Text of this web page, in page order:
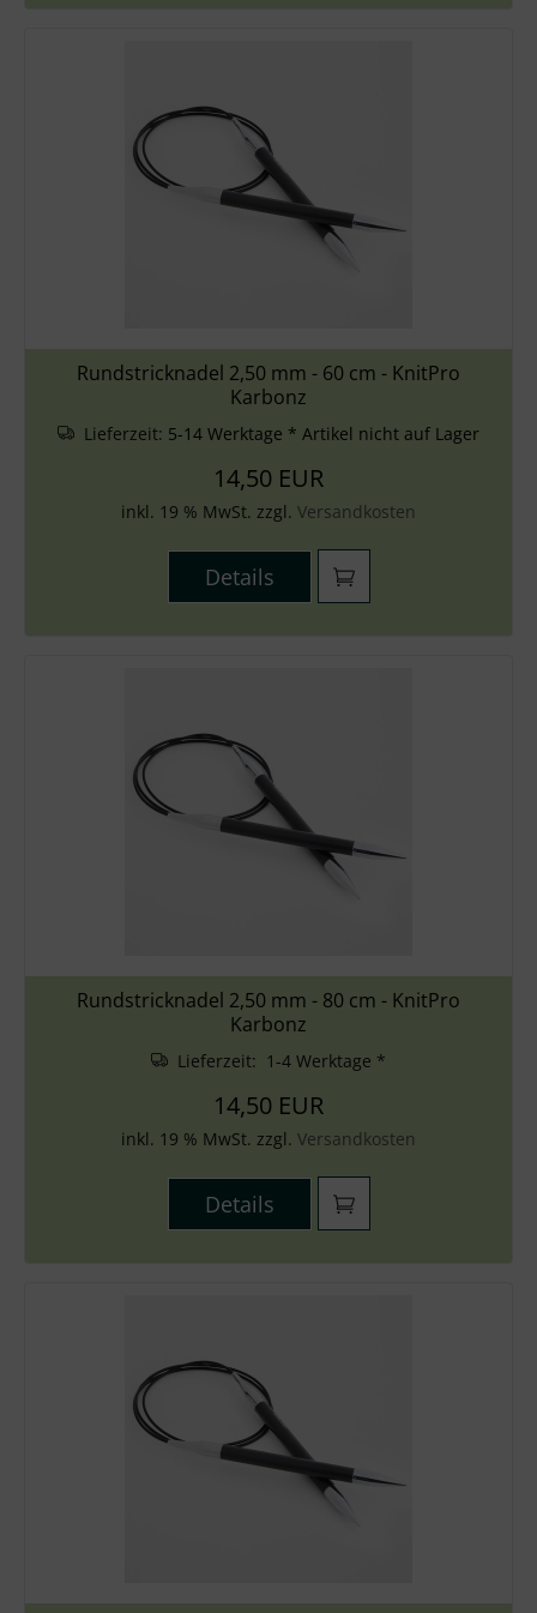
Rundstricknadel 2,50 mm - 60 cm - KnitPro
Karbonz
Lieferzeit: 5-14 Werktage * Artikel nicht auf Lager
14,50 EUR
inkl. 19 % MwSt. zzgl. Versandkosten
Details
Rundstricknadel 2,50 mm - 80 cm - KnitPro
Karbonz
Lieferzeit: 1-4 Werktage *
14,50 EUR
inkl. 19 % MwSt. zzgl. Versandkosten
Details